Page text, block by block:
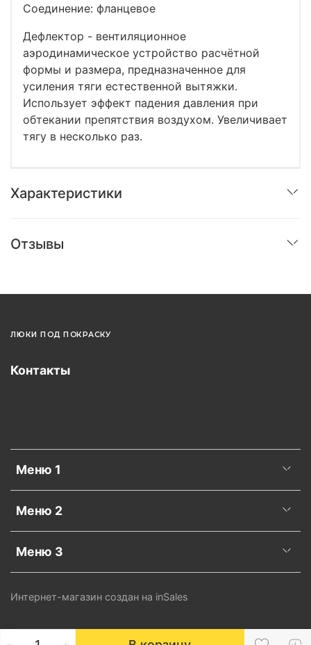
Соединение: фланцевое
Дефлектор - вентиляционное
аэродинамическое устройство расчётной
формы и размера, предназначенное для
усиления тяги естественной вытяжки.
Использует эффект падения давления при
обтекании препятствия воздухом. Увеличивает
тягу в несколько раз.
Характеристики
Отзывы
ЛЮКИ ПОД ПОКРАСКУ
Меню 1
Меню 2
Меню 3
Контакты
Интернет-магазин создан на inSales